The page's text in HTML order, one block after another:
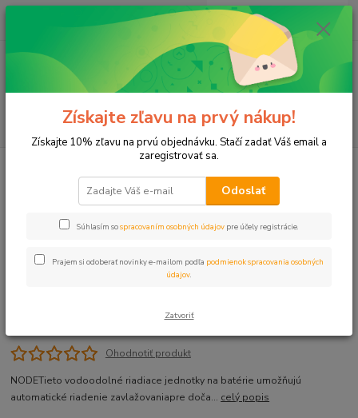
Menu
(Po-Pia, 8-17 hod.)
ks
za0 €
Programátory 9V
Programátor NODE 100 HUNTER
Ohodnotiť produkt
NODETieto vodoodolné riadiace jednotky na batérie umožňujú
automatické riadenie zavlažovaniapre doča... celý popis
Získajte zľavu na prvý nákup!
Získajte 10% zľavu na prvú objednávku. Stačí zadať Váš email a
zaregistrovať sa.
Odoslať
Súhlasím sospracovaním osobných údajov pre účely registrácie.
Prajem si odoberať novinky e-mailom podľa podmienok spracovania osobných
údajov
Zatvoriť